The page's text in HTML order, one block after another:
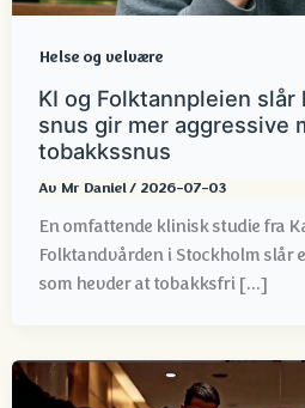
Helse og velvære
KI og Folktannpleien
snus gir mer aggressive
tobakkssnus
Av Mr Daniel/ 2026-07-03
En omfattende klinisk studie fra
Folktandvården i Stockholm slår
som hevder at tobakksfri [...]